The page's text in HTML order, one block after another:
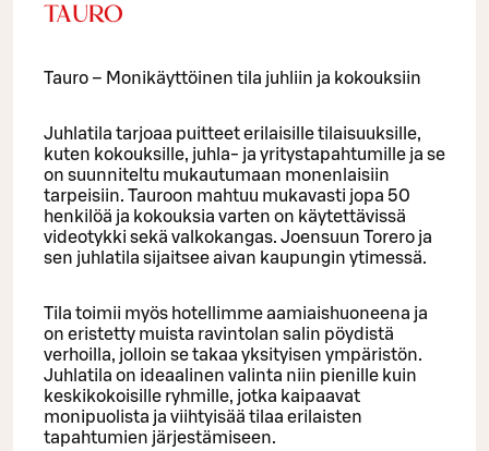
TAURO
Tauro – Monikäyttöinen tila juhliin ja kokouksiin
Juhlatila tarjoaa puitteet erilaisille tilaisuuksille,
kuten kokouksille, juhla- ja yritystapahtumille ja se
on suunniteltu mukautumaan monenlaisiin
tarpeisiin. Tauroon mahtuu mukavasti jopa 50
henkilöä ja kokouksia varten on käytettävissä
videotykki sekä valkokangas. Joensuun Torero ja
sen juhlatila sijaitsee aivan kaupungin ytimessä.
Tila toimii myös hotellimme aamiaishuoneena ja
on eristetty muista ravintolan salin pöydistä
verhoilla, jolloin se takaa yksityisen ympäristön.
Juhlatila on ideaalinen valinta niin pienille kuin
keskikokoisille ryhmille, jotka kaipaavat
monipuolista ja viihtyisää tilaa erilaisten
tapahtumien järjestämiseen.